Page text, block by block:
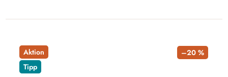
Aktion
Tipp
–20 %